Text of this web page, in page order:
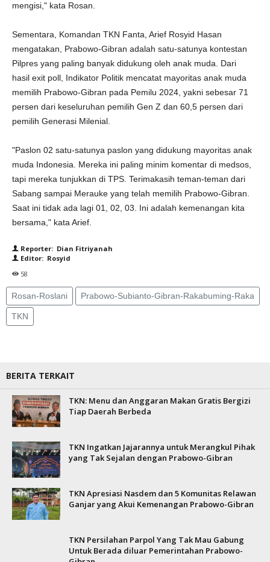
mengisi," kata Rosan.
Sementara, Komandan TKN Fanta, Arief Rosyid Hasan
mengatakan, Prabowo-Gibran adalah satu-satunya kontestan
Pilpres yang paling banyak didukung oleh anak muda. Dari
hasil exit poll, Indikator Politik mencatat mayoritas anak muda
memilih Prabowo-Gibran pada Pemilu 2024, yakni sebesar 71
persen dari keseluruhan pemilih Gen Z dan 60,5 persen dari
pemilih Generasi Milenial.
"Paslon 02 satu-satunya paslon yang didukung mayoritas anak
muda Indonesia. Mereka ini paling minim komentar di medsos,
tapi mereka tunjukkan di TPS. Terimakasih teman-teman dari
Sabang sampai Merauke yang telah memilih Prabowo-Gibran.
Saat ini tidak ada lagi 01, 02, 03. Ini adalah kemenangan kita
bersama," kata Arief.
Reporter: Dian Fitriyanah
Editor: Rosyid
58
Rosan-Roslani Prabowo-Subianto-Gibran-Rakabuming-Raka
TKN
BERITA TERKAIT
TKN: Menu dan Anggaran Makan Gratis Bergizi
Tiap Daerah Berbeda
TKN Ingatkan Jajarannya untuk Merangkul Pihak
yang Tak Sejalan dengan Prabowo-Gibran
TKN Apresiasi Nasdem dan 5 Komunitas Relawan
Ganjar yang Akui Kemenangan Prabowo-Gibran
TKN Persilahan Parpol Yang Tak Mau Gabung
Untuk Berada diluar Pemerintahan Prabowo-